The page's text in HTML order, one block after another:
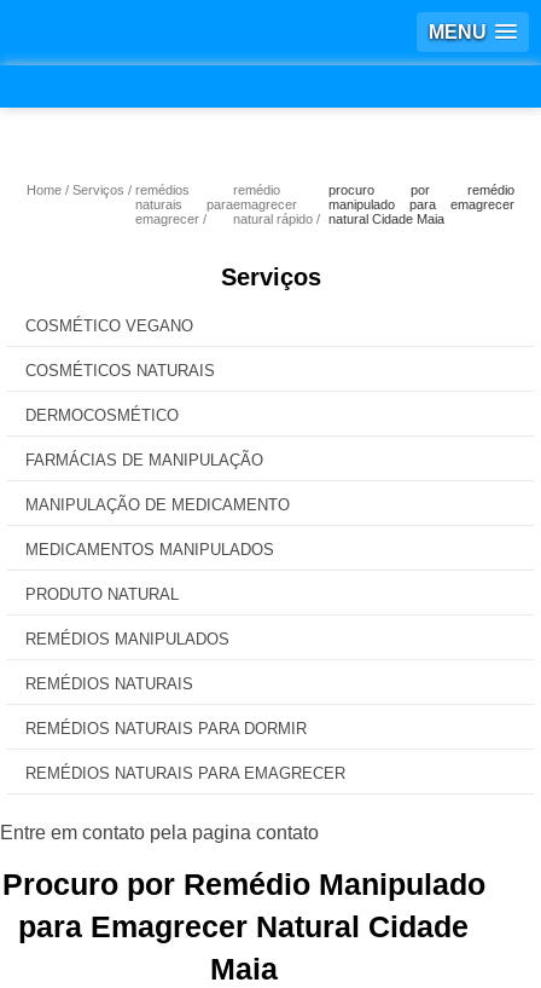
MENU
Home Serviços
remédios
naturais para
emagrecer
remédio
emagrecer
natural rápido
procuro por remédio
manipulado para emagrecer
natural Cidade Maia
Serviços
COSMÉTICO VEGANO
COSMÉTICOS NATURAIS
DERMOCOSMÉTICO
FARMÁCIAS DE MANIPULAÇÃO
MANIPULAÇÃO DE MEDICAMENTO
MEDICAMENTOS MANIPULADOS
PRODUTO NATURAL
REMÉDIOS MANIPULADOS
REMÉDIOS NATURAIS
REMÉDIOS NATURAIS PARA DORMIR
REMÉDIOS NATURAIS PARA EMAGRECER
Procuro por Remédio Manipulado
para Emagrecer Natural Cidade
Maia